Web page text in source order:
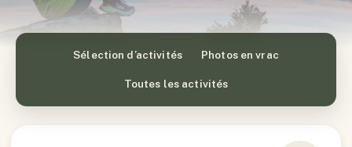
Sélection d’activités Photos en vrac
Toutes les activités